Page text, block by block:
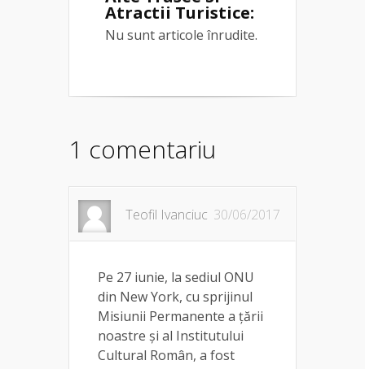
Atractii Turistice:
Nu sunt articole înrudite.
1 comentariu
Teofil Ivanciuc 30/06/2017
Pe 27 iunie, la sediul ONU
din New York, cu sprijinul
Misiunii Permanente a ţării
noastre şi al Institutului
Cultural Român, a fost